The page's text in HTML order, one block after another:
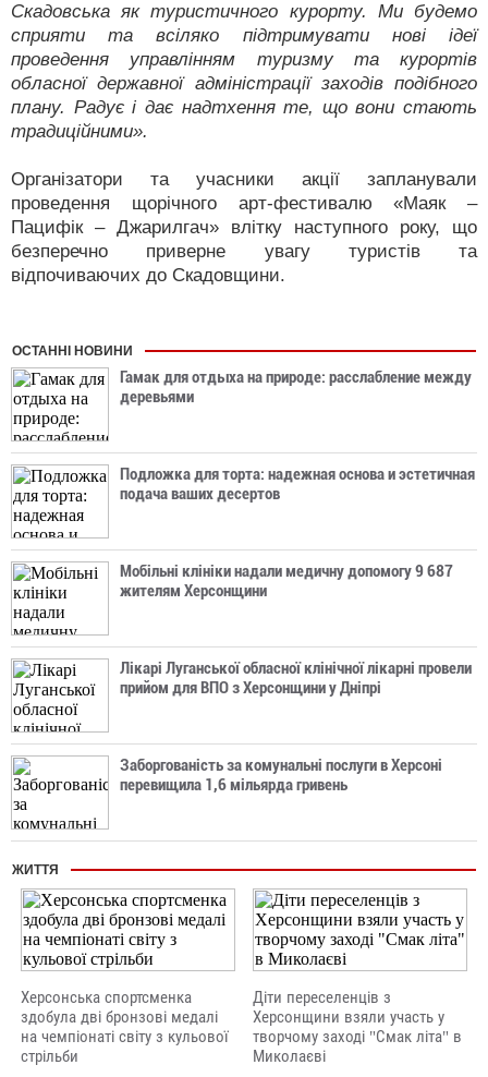
Скадовська як туристичного курорту. Ми будемо
сприяти та всіляко підтримувати нові ідеї
проведення управлінням туризму та курортів
обласної державної адміністрації заходів подібного
плану. Радує і дає надтхення те, що вони стають
традиційними».
Організатори та учасники акції запланували
проведення щорічного арт-фестивалю «Маяк –
Пацифік – Джарилгач» влітку наступного року, що
безперечно приверне увагу туристів та
відпочиваючих до Скадовщини.
ОСТАННІ НОВИНИ
Гамак для отдыха на природе: расслабление между
деревьями
Подложка для торта: надежная основа и эстетичная
подача ваших десертов
Мобільні клініки надали медичну допомогу 9 687
жителям Херсонщини
Лікарі Луганської обласної клінічної лікарні провели
прийом для ВПО з Херсонщини у Дніпрі
Заборгованість за комунальні послуги в Херсоні
перевищила 1,6 мільярда гривень
ЖИТТЯ
Херсонська спортсменка
здобула дві бронзові медалі
на чемпіонаті світу з кульової
стрільби
Діти переселенців з
Херсонщини взяли участь у
творчому заході "Смак літа" в
Миколаєві